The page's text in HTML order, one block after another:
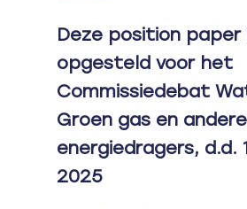
Deze position paper
opgesteld voor het
Commissiedebat
Groen gas en andere
energiedragers, d.d.
2025